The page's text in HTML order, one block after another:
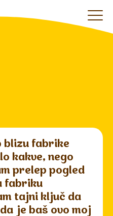
blizu fabrike
kakve, nego
prelep pogled
fabriku
tajni ključ da
je baš ovo moj